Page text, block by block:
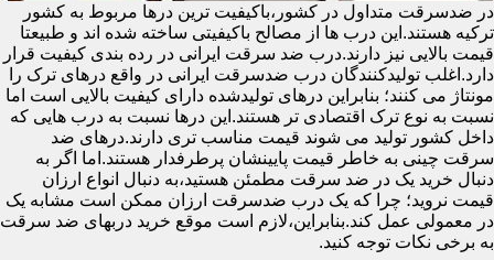
در ضدسرقت متداول در کشور،باکیفیت ترین درها مربوط به کشور
ترکیه هستند.این درب ها از مصالح باکیفیتی ساخته شده اند و طبیعتا
قیمت بالایی نیز دارند.درب ضد سرقت ایرانی در رده بندی کیفیت قرار
دارد.اغلب تولیدکنندگان درب ضدسرقت ایرانی در واقع درهای ترک را
مونتاژ می کنند؛ بنابراین درهای تولیدشده دارای کیفیت بالایی است اما
نسبت به نوع ترک اقتصادی تر هستند.این درها نسبت به درب هایی که
داخل کشور تولید می شوند قیمت مناسب تری دارند.درهای ضد
سرقت چینی به خاطر قیمت پایینشان پرطرفدار هستند.اما اگر به
دنبال خرید یک در ضد سرقت مطمئن هستید،به دنبال انواع ارزان
قیمت نروید؛ چرا که یک درب ضدسرقت ارزان ممکن است مشابه یک
در معمولی عمل کند.بنابراین،لازم است موقع خرید دربهای ضد سرقت
به برخی نکات توجه کنید.